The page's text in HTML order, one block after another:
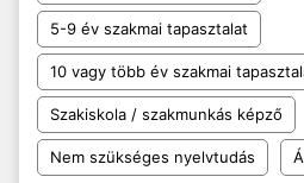
5-9 év szakmai tapasztalat
10 vagy több év szakmai
Szakiskola / szakmunkás képző
Nem szükséges nyelvtudás